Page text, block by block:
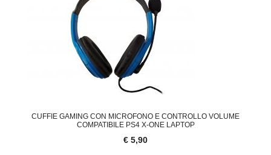
CUFFIE GAMING CON MICROFONO E CONTROLLO VOLUME
COMPATIBILE PS4 X-ONE LAPTOP
€ 5,90